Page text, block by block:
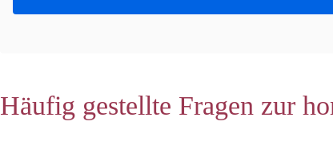
Häufig gestellte Fragen zur